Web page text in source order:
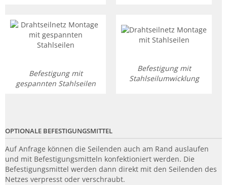
Befestigung mit
gespannten Stahlseilen
Befestigung mit
Stahlseilumwicklung
OPTIONALE BEFESTIGUNGSMITTEL
Auf Anfrage können die Seilenden auch am Rand auslaufen
und mit Befestigungsmitteln konfektioniert werden. Die
Befestigungsmittel werden dann direkt mit den Seilenden des
Netzes verpresst oder verschraubt.